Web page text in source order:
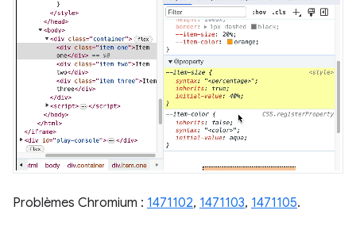
Problèmes Chromium : 1471102, 1471103, 1471105.